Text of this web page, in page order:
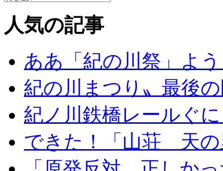
人気の記事
ああ「紀の川祭」よ
紀の川まつり〟最後
紀ノ川鉄橋レールぐ
できた！「山荘 天の